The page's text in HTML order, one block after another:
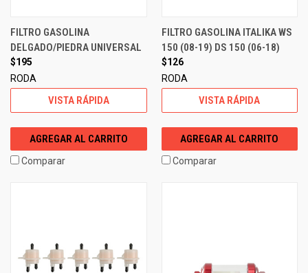
FILTRO GASOLINA
DELGADO/PIEDRA UNIVERSAL
$195
RODA
VISTA RÁPIDA
AGREGAR AL CARRITO
Comparar
FILTRO GASOLINA ITALIKA WS
150 (08-19) DS 150 (06-18)
$126
RODA
VISTA RÁPIDA
AGREGAR AL CARRITO
Comparar